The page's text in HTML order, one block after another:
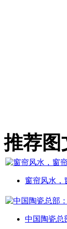
推荐图
窗帘风水，
中国陶瓷总